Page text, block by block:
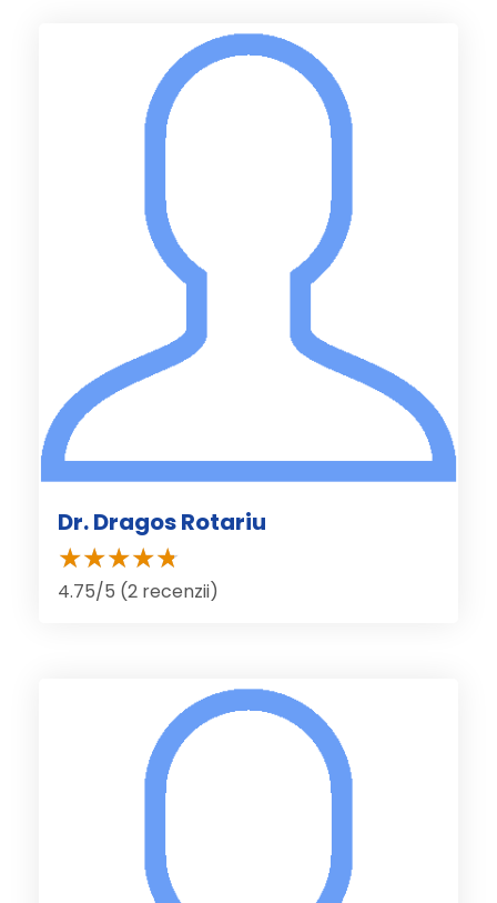
Dr. Dragos Rotariu
4.75/5 (2 recenzii)